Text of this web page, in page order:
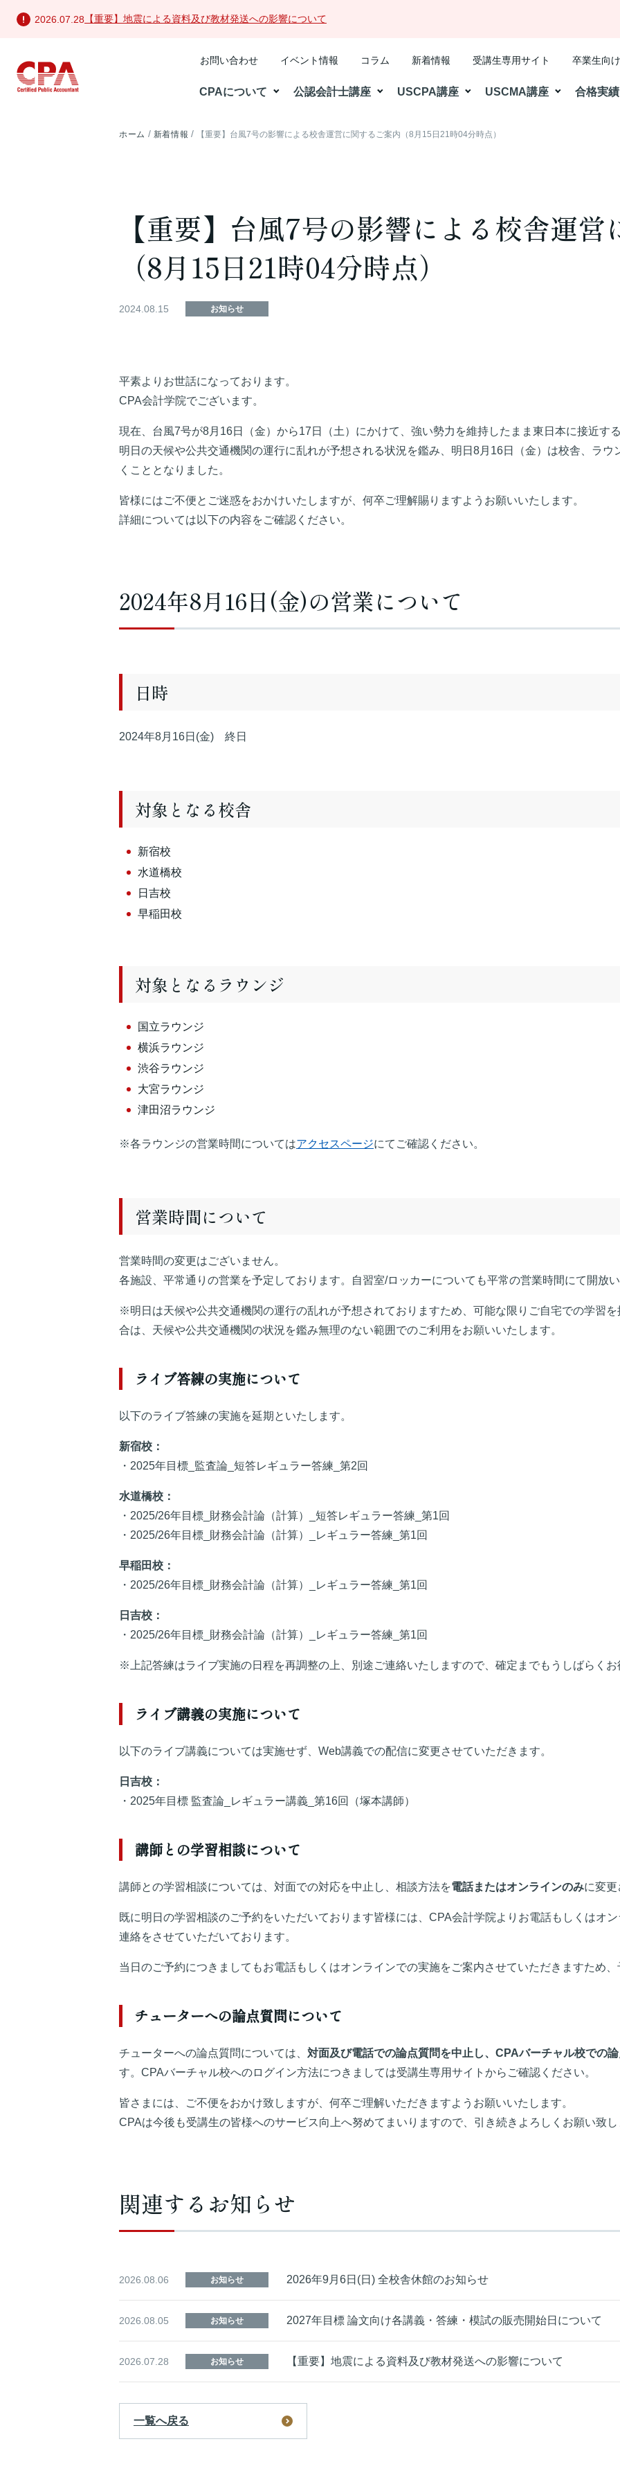
2026.07.28 【重要】地震による資料及び教材発送への影響について
CPAについて 公認会計士講座 USCPA講座 USCMA講座 合格実績
お問い合わせ イベント情報 コラム 新着情報 受講生専用サイト 卒業生向
ホーム 新着情報 【重要】台風7号の影響による校舎運営に関するご案内（8月15日21時04分時点）
【重要】台風7号の影響による校舎運
（8月15日21時04分時点）
2024.08.15 お知らせ
平素よりお世話になっております。
CPA会計学院でございます。
現在、台風7号が8月16日（金）から17日（土）にかけて、強い勢力を維持したまま東日本に接近す
明日の天候や公共交通機関の運行に乱れが予想される状況を鑑み、明日8月16日（金）は校舎、ラ
くこととなりました。
皆様にはご不便とご迷惑をおかけいたしますが、何卒ご理解賜りますようお願いいたします。
詳細については以下の内容をご確認ください。
2024年8月16日(金)の営業について
日時
2024年8月16日(金) 終日
対象となる校舎
新宿校
水道橋校
日吉校
早稲田校
対象となるラウンジ
国立ラウンジ
横浜ラウンジ
渋谷ラウンジ
大宮ラウンジ
津田沼ラウンジ
※各ラウンジの営業時間についてはアクセスページにてご確認ください。
営業時間について
営業時間の変更はございません。
各施設、平常通りの営業を予定しております。自習室/ロッカーについても平常の営業時間にて開放い
※明日は天候や公共交通機関の運行の乱れが予想されておりますため、可能な限りご自宅での学習
合は、天候や公共交通機関の状況を鑑み無理のない範囲でのご利用をお願いいたします。
ライブ答練の実施について
以下のライブ答練の実施を延期といたします。
新宿校：
・2025年目標_監査論_短答レギュラー答練_第2回
水道橋校：
・2025/26年目標_財務会計論（計算）_短答レギュラー答練_第1回
・2025/26年目標_財務会計論（計算）_レギュラー答練_第1回
早稲田校：
・2025/26年目標_財務会計論（計算）_レギュラー答練_第1回
日吉校：
・2025/26年目標_財務会計論（計算）_レギュラー答練_第1回
※上記答練はライブ実施の日程を再調整の上、別途ご連絡いたしますので、確定までもうしばらくお
ライブ講義の実施について
以下のライブ講義については実施せず、Web講義での配信に変更させていただきます。
日吉校：
・2025年目標 監査論_レギュラー講義_第16回（塚本講師）
講師との学習相談について
講師との学習相談については、対面での対応を中止し、相談方法を電話またはオンラインのみに変更
既に明日の学習相談のご予約をいただいております皆様には、CPA会計学院よりお電話もしくはオ
連絡をさせていただいております。
当日のご予約につきましてもお電話もしくはオンラインでの実施をご案内させていただきますため、
チューターへの論点質問について
チューターへの論点質問については、 対面及び電話での論点質問を中止し、CPAバーチャル校での
す。CPAバーチャル校へのログイン方法につきましては受講生専用サイトからご確認ください。
皆さまには、ご不便をおかけ致しますが、何卒ご理解いただきますようお願いいたします。
CPAは今後も受講生の皆様へのサービス向上へ努めてまいりますので、引き続きよろしくお願い致し
関連するお知らせ
2026.08.06 お知らせ 2026年9月6日(日) 全校舎休館のお知らせ
2026.08.05 お知らせ 2027年目標 論文向け各講義・答練・模試の販売開始日について
2026.07.28 お知らせ 【重要】地震による資料及び教材発送への影響について
一覧へ戻る